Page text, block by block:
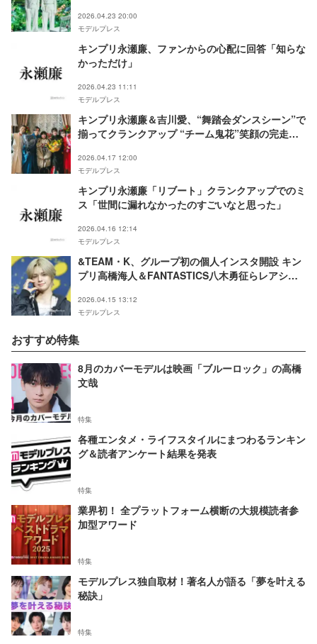
2026.04.23 20:00
モデルプレス
キンプリ永瀬廉、ファンからの心配に回答「知らな
かっただけ」
2026.04.23 11:11
モデルプレス
キンプリ永瀬廉＆吉川愛、“舞踏会ダンスシーン”で
揃ってクランクアップ “チーム鬼花”笑顔の完走
2026.04.17 12:00
モデルプレス
キンプリ永瀬廉「リブート」クランクアップでのミ
ス「世間に漏れなかったのすごいなと思った」
2026.04.16 12:14
モデルプレス
&TEAM・K、グループ初の個人インスタ開設 キン
プリ高橋海人＆FANTASTICS八木勇征らレアショ
2026.04.15 13:12
モデルプレス
おすすめ特集
8月のカバーモデルは映画「ブルーロック」の高橋
文哉
特集
各種エンタメ・ライフスタイルにまつわるランキン
グ＆読者アンケート結果を発表
特集
業界初！ 全プラットフォーム横断の大規模読者参
加型アワード
特集
モデルプレス独自取材！著名人が語る「夢を叶える
秘訣」
特集